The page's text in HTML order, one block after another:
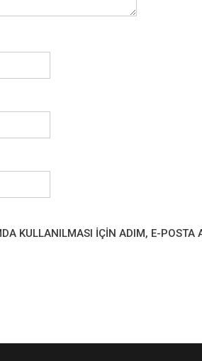
KULLANILMASI IÇIN ADIM, E-POSTA